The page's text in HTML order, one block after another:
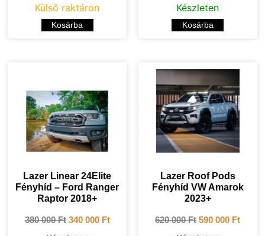
Külső raktáron
Kosárba
Készleten
Kosárba
Lazer Linear 24Elite
Fényhíd – Ford Ranger
Raptor 2018+
380 000Ft 340 000 Ft
Lazer Roof Pods
Fényhíd VW Amarok
2023+
620 000Ft 590 000 Ft